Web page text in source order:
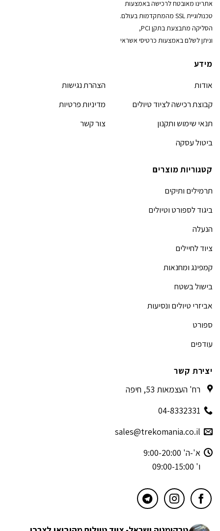
אתרינו מאובטח לרכישה באמצעות
טכנולוגיית SSL מהמתקדמות בעולם.
הסליקה מתבצעת בתקן PCI,
וניתן לשלם באמצעות כרטיסי אשראי
מידע
אודות
קבוצת רכישה לציוד טיולים
תנאי שימוש ותקנון
ביטול עסקה
הצהרת נגישות
מדיניות פרטיות
צור קשר
קטגוריות מוצרים
תרמילים ותיקים
ביגוד לספורט וטיולים
הנעלה
ציוד לחיילים
קמפינג ומחנאות
בישול בשטח
אביזרי טיולים ונסיעות
ספורט
עודפים
יצירת קשר
רח' העצמאות 53, חיפה
04-8332331
sales@trekomania.co.il
א'-ה' 9:00-20:00
ו' 09:00-15:00